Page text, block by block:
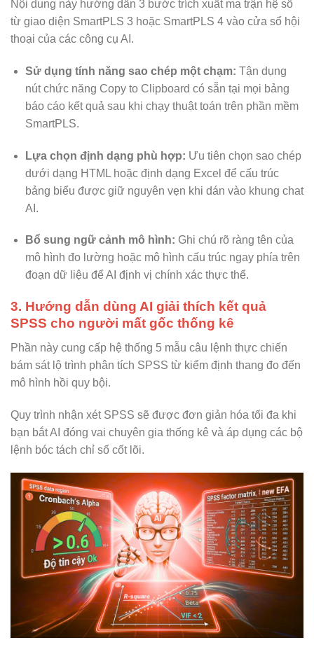
Nội dung này hướng dẫn 3 bước trích xuất ma trận hệ số
từ giao diện SmartPLS 3 hoặc SmartPLS 4 vào cửa sổ hội
thoại của các công cụ AI.
Sử dụng tính năng sao chép một chạm: Tận dụng
nút chức năng Copy to Clipboard có sẵn tại mọi bảng
báo cáo kết quả sau khi chạy thuật toán trên phần mềm
SmartPLS.
Lựa chọn định dạng phù hợp: Ưu tiên chọn sao chép
dưới dạng HTML hoặc định dạng Excel để cấu trúc
bảng biểu được giữ nguyên vẹn khi dán vào khung chat
AI.
Bổ sung ngữ cảnh mô hình: Ghi chú rõ ràng tên của
mô hình đo lường hoặc mô hình cấu trúc ngay phía trên
đoạn dữ liệu để AI định vị chính xác thực thể.
3. Hướng dẫn dùng AI giải thích kết quả
SPSS cho người mất gốc thống kê
Phần này cung cấp hệ thống 5 mẫu câu lệnh thực chiến
bám sát lộ trình phân tích SPSS từ kiểm định thang đo đến
mô hình hồi quy bội.
Quy trình nhận xét SPSS sẽ được đơn giản hóa tối đa khi
bạn bắt AI đóng vai chuyên gia thống kê và áp dụng các bộ
lệnh bóc tách chỉ số cốt lõi.